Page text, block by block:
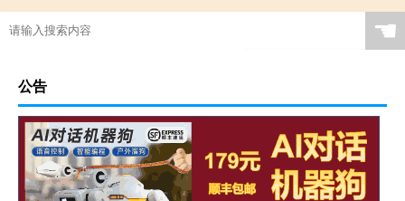
☚
公告